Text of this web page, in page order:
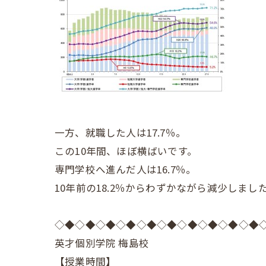
一方、就職した人は17.7％。
この10年間、ほぼ横ばいです。
専門学校へ進んだ人は16.7％。
10年前の18.2％からわずかながら減少しまし
英才個別学院 梅島校
【授業時間】